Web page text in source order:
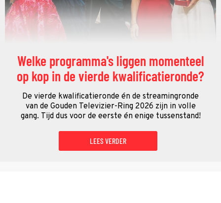
Welke programma's liggen momenteel
op kop in de vierde kwalificatieronde?
De vierde kwalificatieronde én de streamingronde
van de Gouden Televizier-Ring 2026 zijn in volle
gang. Tijd dus voor de eerste én enige tussenstand!
LEES VERDER